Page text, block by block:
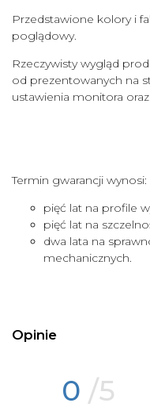
Przedstawione kolory i
poglądowy.
Rzeczywisty wygląd
od prezentowanych na
ustawienia monitora
Termin gwarancji wynosi:
pięć lat na profile
pięć lat na
dwa lata na
mechanicznych.
Opinie
0 /5